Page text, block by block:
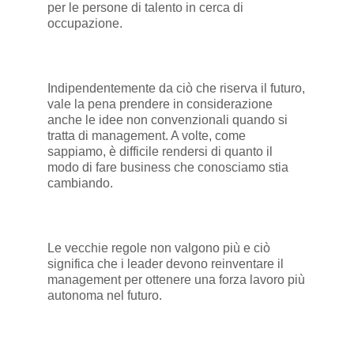
per le persone di talento in cerca di
occupazione.
Indipendentemente da ciò che riserva il futuro,
vale la pena prendere in considerazione
anche le idee non convenzionali quando si
tratta di management. A volte, come
sappiamo, è difficile rendersi di quanto il
modo di fare business che conosciamo stia
cambiando.
Le vecchie regole non valgono più e ciò
significa che i leader devono reinventare il
management per ottenere una forza lavoro più
autonoma nel futuro.